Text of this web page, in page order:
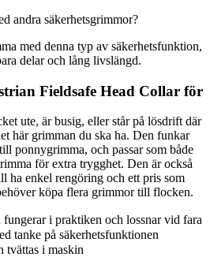
andra säkerhetsgrimmor?
med denna typ av säkerhetsfunktion,
delar och lång livslängd.
Fieldsafe Head Collar för
ute, är busig, eller står på lösdrift där
här grimman du ska ha. Den funkar
ponnygrimma, och passar som både
för extra trygghet. Den är också
ha enkel rengöring och ett pris som
köpa flera grimmor till flocken.
fungerar i praktiken och lossnar vid fara
tanke på säkerhetsfunktionen
tvättas i maskin